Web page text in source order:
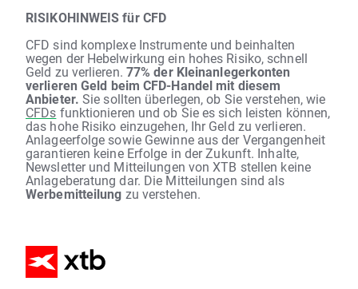
RISIKOHINWEIS für CFD
CFD sind komplexe Instrumente und beinhalten
wegen der Hebelwirkung ein hohes Risiko, schnell
Geld zu verlieren. 77% der Kleinanlegerkonten
verlieren Geld beim CFD-Handel mit diesem
Anbieter. Sie sollten überlegen, ob Sie verstehen, wie
CFDs funktionieren und ob Sie es sich leisten können,
das hohe Risiko einzugehen, Ihr Geld zu verlieren.
Anlageerfolge sowie Gewinne aus der Vergangenheit
garantieren keine Erfolge in der Zukunft. Inhalte,
Newsletter und Mitteilungen von XTB stellen keine
Anlageberatung dar. Die Mitteilungen sind als
Werbemitteilung zu verstehen.